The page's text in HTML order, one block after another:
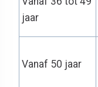
jaar
Vanaf 50 jaar